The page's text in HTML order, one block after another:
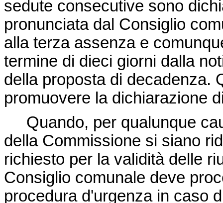
sedute consecutive sono
pronunciata dal Consiglio
alla terza assenza e
termine di dieci giorni dalla
della proposta di decadenza.
promuovere la dichiarazione
Quando, per qualunque
della Commissione si siano
richiesto per la validità delle
Consiglio comunale deve
procedura d'urgenza in caso